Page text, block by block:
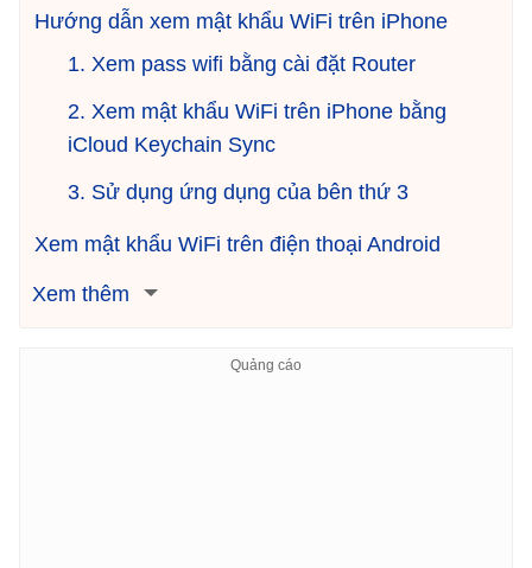
Hướng dẫn xem mật khẩu WiFi trên iPhone
1. Xem pass wifi bằng cài đặt Router
2. Xem mật khẩu WiFi trên iPhone bằng
iCloud Keychain Sync
3. Sử dụng ứng dụng của bên thứ 3
Xem mật khẩu WiFi trên điện thoại Android
Xem thêm